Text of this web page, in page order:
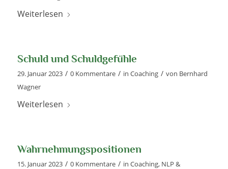
Weiterlesen
Schuld und Schuldgefühle
29. Januar 2023 / 0 Kommentare / in Coaching / von Bernhard
Wagner
Weiterlesen
Wahrnehmungspositionen
15. Januar 2023 / 0 Kommentare / in Coaching, NLP &